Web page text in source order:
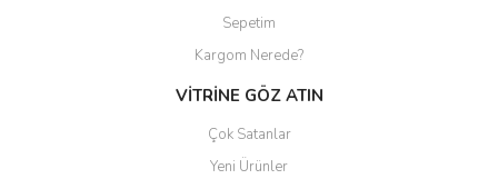
Sepetim
Kargom Nerede?
VİTRİNE GÖZ ATIN
Çok Satanlar
Yeni Ürünler